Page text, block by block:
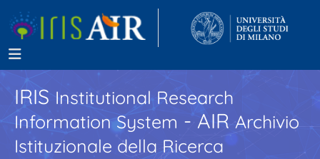
IRISInstitutional Research
Information System - AIR Archivio
Istituzionale della Ricerca